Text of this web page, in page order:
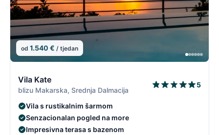
od 1.540 € / tjedan
Vila Kate
blizu Makarska, Srednja Dalmacija
5
Vila s rustikalnim šarmom
Senzacionalan pogled na more
Impresivna terasa s bazenom